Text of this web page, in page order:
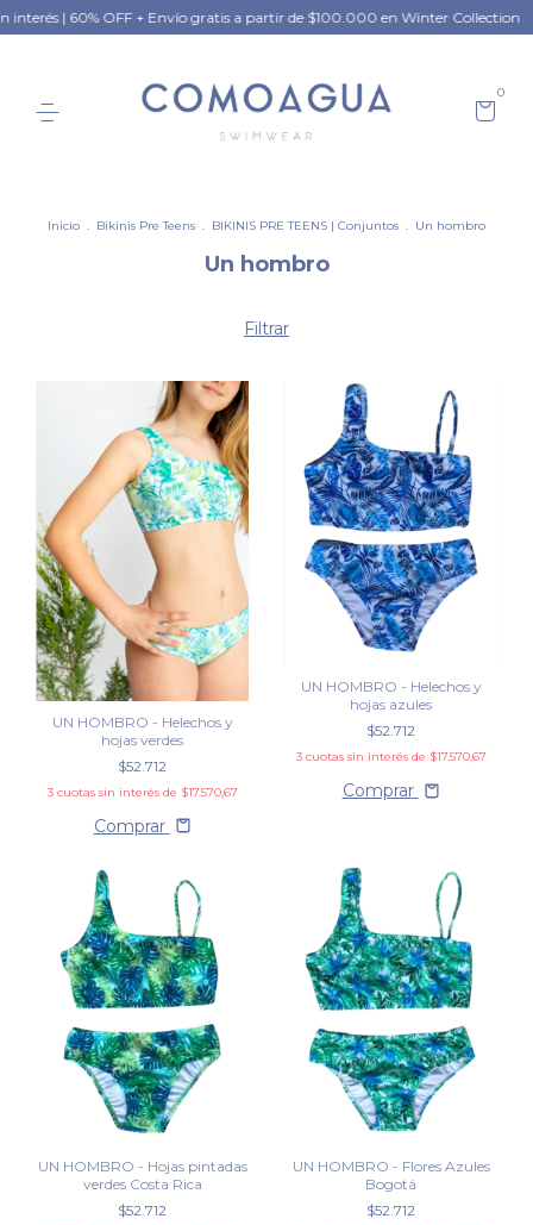
| 60% OFF + Envío gratis a partir de $100.000 en Winter Collection
0
Inicio . Bikinis Pre Teens . BIKINIS PRE TEENS | Conjuntos . Un hombro
Un hombro
Filtrar
UN HOMBRO - Helechos y
hojas verdes
$52.712
3 cuotas sin interés de $17.570,67
Comprar
UN HOMBRO - Helechos y
hojas azules
$52.712
3 cuotas sin interés de $17.570,67
Comprar
UN HOMBRO - Hojas pintadas
verdes Costa Rica
$52.712
UN HOMBRO - Flores Azules
Bogotá
$52.712